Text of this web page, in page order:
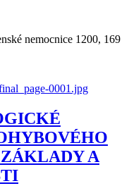
nemocnice 1200, 169
A